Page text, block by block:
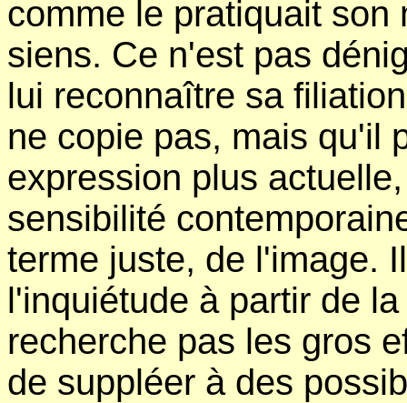
comme le pratiquait
siens. Ce n'est pas
lui reconnaître sa
ne copie pas, mais qu'il
expression plus
sensibilité
terme juste, de l'image.
l'inquiétude à partir de
recherche pas les gros
de suppléer à des